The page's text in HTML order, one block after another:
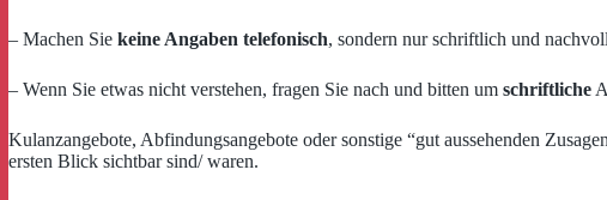
– Machen Sie keine Angaben telefonisch, sondern nur schriftlich und
– Wenn Sie etwas nicht verstehen, fragen Sie nach und bitten um schriftliche
Kulanzangebote, Abfindungsangebote oder sonstige “gut aussehenden
ersten Blick sichtbar sind/ waren.